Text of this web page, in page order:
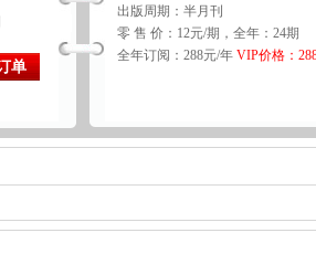
单
出版周期：半月刊
零 售 价：12元/期，全年：24期
全年订阅：288元/年VIP价格：